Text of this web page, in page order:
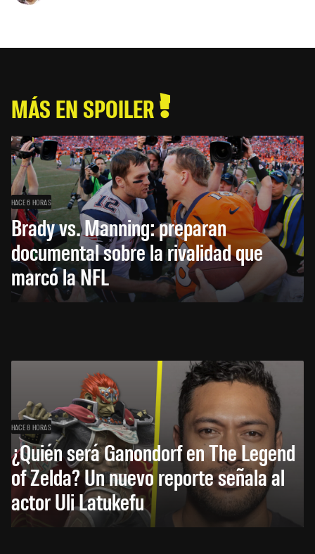
MÁS EN SPOILER
HACE 6 HORAS
Brady vs. Manning: preparan
documental sobre la rivalidad que
marcó la NFL
HACE 8 HORAS
¿Quién será Ganondorf en The Legend
of Zelda? Un nuevo reporte señala al
actor Uli Latukefu